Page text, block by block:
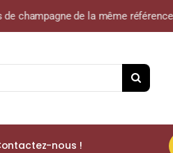
de la même
nous !